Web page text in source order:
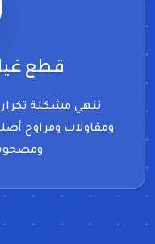
قطع
ننهي مشكلة
ومقاولات ومراوح